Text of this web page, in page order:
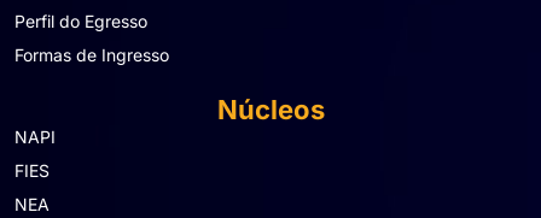
Perfil do Egresso
Formas de Ingresso
Núcleos
NAPI
FIES
NEA